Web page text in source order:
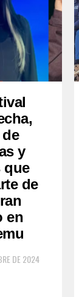
y
que
de
en
DE 2024